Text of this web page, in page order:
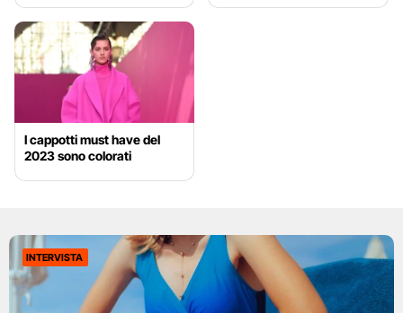
I cappotti must have del
2023 sono colorati
INTERVISTA